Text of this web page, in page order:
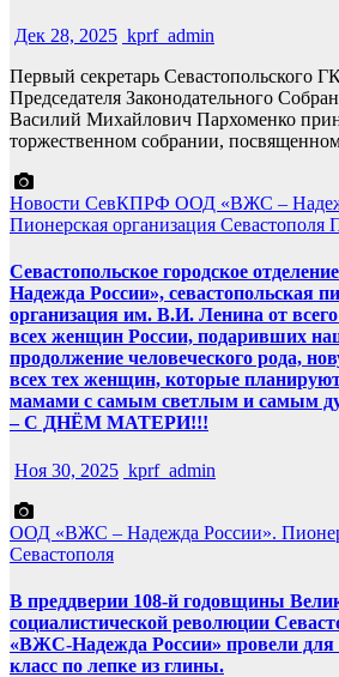
Дек 28, 2025 kprf_admin
Первый секретарь Севастопольского
Председателя Законодательного
Василий Михайлович Пархоменко
торжественном собрании,
Новости СевКПРФ ООД «ВЖС –
Пионерская организация Севастополя
Севастопольское городское
Надежда России», севастопольская
организация им. В.И. Ленина от
всех женщин России, подаривших
продолжение человеческого рода,
всех тех женщин, которые
мамами с самым светлым и самым
– С ДНЁМ МАТЕРИ!!!
Ноя 30, 2025 kprf_admin
ООД «ВЖС – Надежда России».
Севастополя
В преддверии 108-й годовщины
социалистической революции
«ВЖС-Надежда России» провели для
класс по лепке из глины.